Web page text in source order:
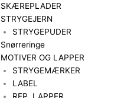
SKÆREPLADER
STRYGEJERN
STRYGEPUDER
Snørreringe
MOTIVER OG LAPPER
STRYGEMÆRKER
LABEL
REP. LAPPER